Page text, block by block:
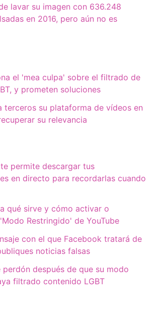
lavar su imagen con 636.248
en 2016, pero aún no es
el 'mea culpa' sobre el filtrado de
y prometen soluciones
terceros su plataforma de vídeos en
su relevancia
permite descargar tus
en directo para recordarlas cuando
qué sirve y cómo activar o
Restringido' de YouTube
con el que Facebook tratará de
noticias falsas
perdón después de que su modo
filtrado contenido LGBT